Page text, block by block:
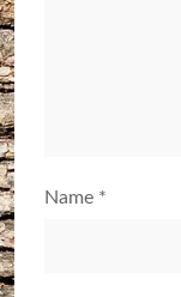
Name *